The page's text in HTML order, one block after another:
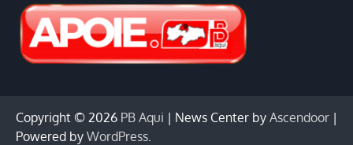
Copyright © 2026 PB Aqui | News Center by Ascendoor |
Powered by WordPress